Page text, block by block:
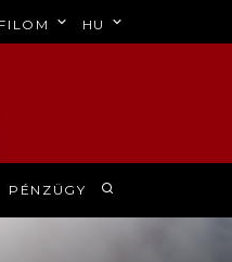
HU
PÉNZÜGY